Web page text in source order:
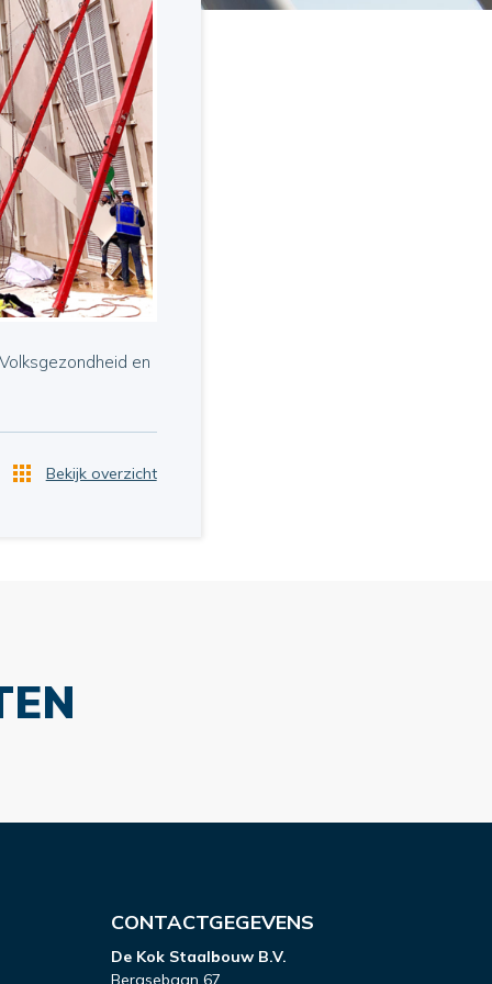
en
Bekijk overzicht
CONTACTGEGEVENS
De Kok Staalbouw B.V.
Bergsebaan 67